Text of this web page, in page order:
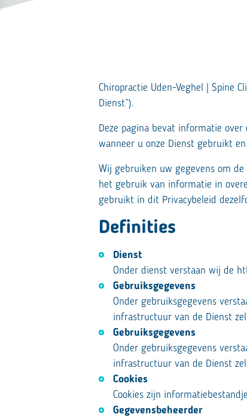
Chiropractie Uden-Veghel | Spine
Dienst”).
Deze pagina bevat informatie
wanneer u onze Dienst gebruikt
Wij gebruiken uw gegevens om
het gebruik van informatie in
gebruikt in dit Privacybeleid
Definities
Dienst
Onder dienst verstaan wij de
Gebruiksgegevens
Onder gebruiksgegevens
infrastructuur van de Dienst
Gebruiksgegevens
Onder gebruiksgegevens
infrastructuur van de Dienst
Cookies
Cookies zijn
Gegevensbeheerder